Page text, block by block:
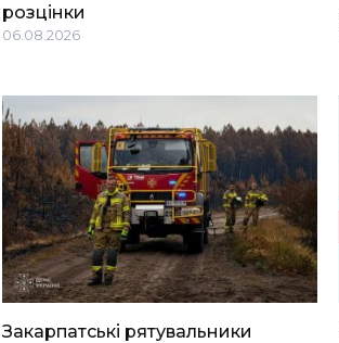
розцінки
06.08.2026
Закарпатські рятувальники